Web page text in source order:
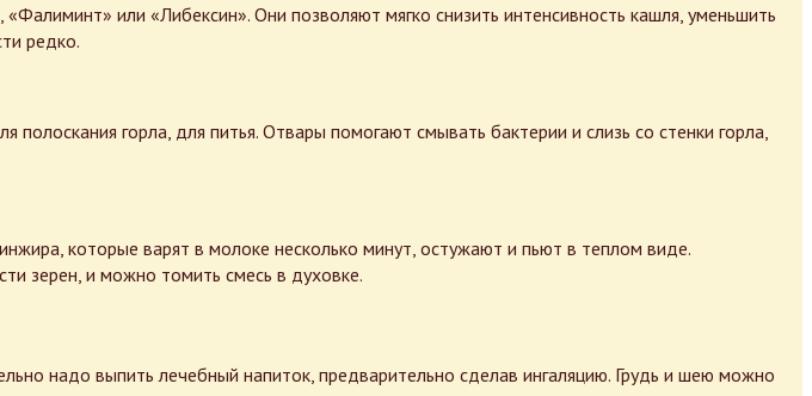
или «Либексин». Они позволяют мягко снизить интенсивность кашля, уменьшить
редко.
горла, для питья. Отвары помогают смывать бактерии и слизь со стенки горла,
которые варят в молоке несколько минут, остужают и пьют в теплом виде.
зерен, и можно томить смесь в духовке.
надо выпить лечебный напиток, предварительно сделав ингаляцию. Грудь и шею можно